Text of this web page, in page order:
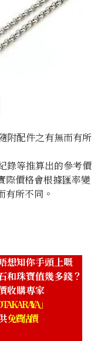
Top Necklace
附配件之有無而有所
錄等推算出的參考價
際價格會根據匯率變
有所不同。
想知你手頭上嘅
和珠寶值幾多錢？
收購專家
」
免費估價